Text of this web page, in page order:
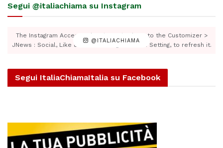
Segui @italiachiama su Instagram
@ITALIACHIAMA
The Instagram Access Token is expired, Go to the Customizer >
JNews : Social, Like & View > Instagram Feed Setting, to refresh it.
Segui ItaliaChiamaItalia su Facebook